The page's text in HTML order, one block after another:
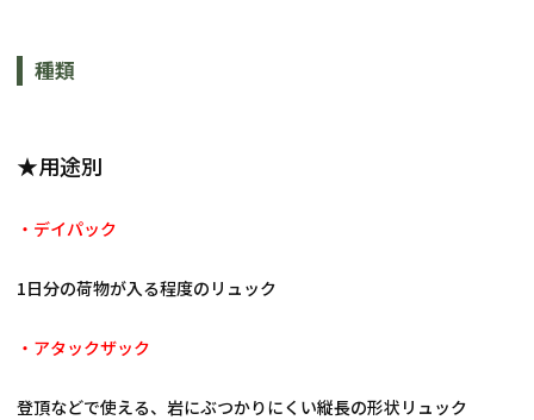
種類
★用途別
・デイパック
1日分の荷物が入る程度のリュック
・アタックザック
登頂などで使える、岩にぶつかりにくい縦長の形状リュック